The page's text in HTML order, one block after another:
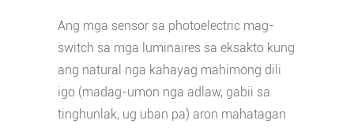
Ang mga sensor sa photoelectric mag-
switch sa mga luminaires sa eksakto kung
ang natural nga kahayag mahimong dili
igo (madag-umon nga adlaw, gabii sa
tinghunlak, ug uban pa) aron mahatagan